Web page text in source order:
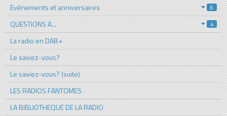
Evénements et anniversaires 6
QUESTIONS A... 4
La radio en DAB+
Le saviez-vous?
Le saviez-vous? (suite)
LES RADIOS FANTOMES
LA BIBLIOTHEQUE DE LA RADIO